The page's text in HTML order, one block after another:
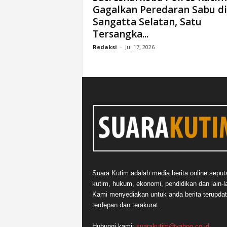
Gagalkan Peredaran Sabu di
Sangatta Selatan, Satu
Tersangka...
Redaksi - Jul 17, 2026
Suara Kutim adalah media berita online
kutim, hukum, ekonomi, pendidikan dan lain-
Kami menyediakan untuk anda berita
terdepan dan terakurat.